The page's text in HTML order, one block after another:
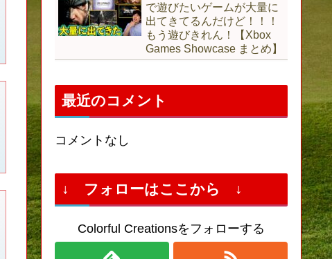
で遊びたいゲームが大量に
出てきてるんだけど！！！
もう遊びきれん！【Xbox
Games Showcase まとめ】
最近のコメント
コメントなし
↓ フォローはここから ↓
Colorful Creationsをフォローする